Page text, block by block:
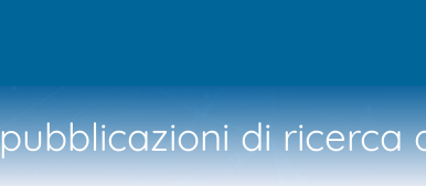
di ricerca